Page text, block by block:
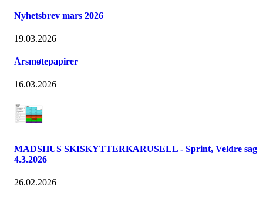
Nyhetsbrev mars 2026
19.03.2026
Årsmøtepapirer
16.03.2026
MADSHUS SKISKYTTERKARUSELL - Sprint, Veldre sag
4.3.2026
26.02.2026